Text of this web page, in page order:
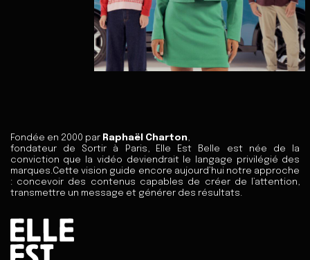
Fondée en 2000 par Raphaël Charton,
fondateur de Sortir à Paris, Elle Est Belle est née de la
conviction que la vidéo deviendrait le langage privilégié des
marques.Cette vision guide encore aujourd’hui notre approche
: concevoir des contenus capables de créer de l’attention,
transmettre un message et générer des résultats.